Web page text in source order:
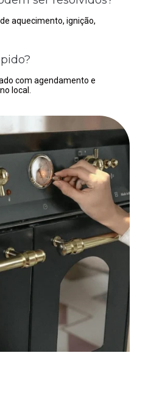
aquecimento, ignição,
com agendamento e
local.